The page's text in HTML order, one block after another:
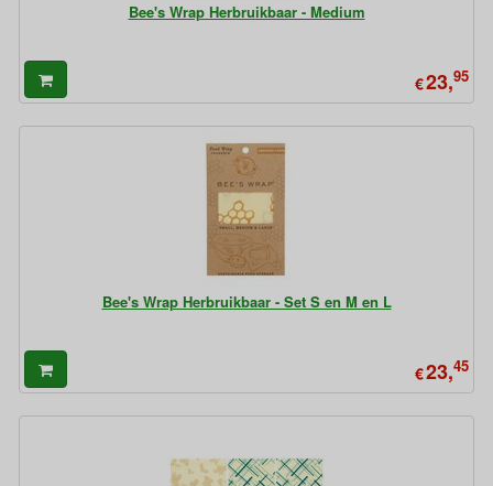
Bee's Wrap Herbruikbaar - Medium
€23,95
Bee's Wrap Herbruikbaar - Set S en M en L
€23,45